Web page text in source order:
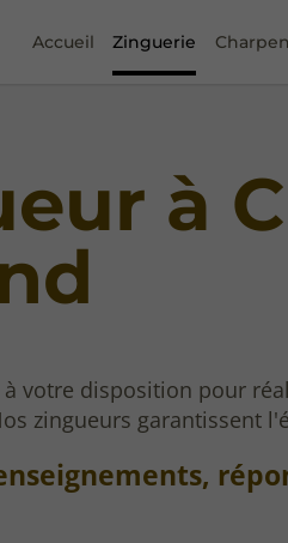
Accueil Zinguerie
à
à votre disposition pour
zingueurs garantissent